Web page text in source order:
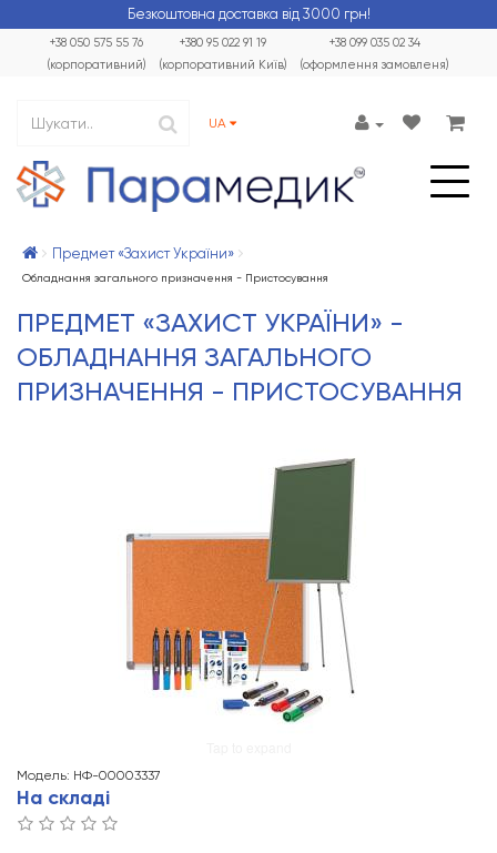
Безкоштовна доставка від 3000 грн!
+38 099 035 02 34
(оформлення замовленя)
+38 050 575 55 76
(корпоративний)
+380 95 022 91 19
(корпоративний Київ)
UA
Предмет «Захист України»
Обладнання загального призначення - Пристосування
ПРЕДМЕТ «ЗАХИСТ УКРАЇНИ» -
ОБЛАДНАННЯ ЗАГАЛЬНОГО
ПРИЗНАЧЕННЯ - ПРИСТОСУВАННЯ
Модель: НФ-00003337
На складі